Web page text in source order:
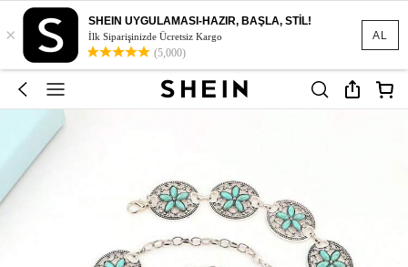
AL
×
SHEIN UYGULAMASI-HAZIR, BAŞLA, STİL!
İlk Siparişinizde Ücretsiz Kargo
(5,000)